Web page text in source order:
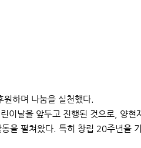
하며 나눔을 실천했다.
날을 앞두고 진행된 것으로, 양현
을 펼쳐왔다. 특히 창립 20주년을